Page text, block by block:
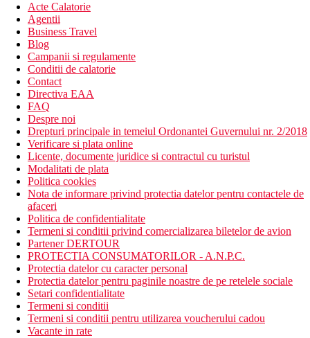
Acte Calatorie
Agentii
Business Travel
Blog
Campanii si regulamente
Conditii de calatorie
Contact
Directiva EAA
FAQ
Despre noi
Drepturi principale in temeiul Ordonantei Guvernului nr. 2/2018
Verificare si plata online
Licente, documente juridice si contractul cu turistul
Modalitati de plata
Politica cookies
Nota de informare privind protectia datelor pentru contactele de
afaceri
Politica de confidentialitate
Termeni si conditii privind comercializarea biletelor de avion
Partener DERTOUR
PROTECTIA CONSUMATORILOR - A.N.P.C.
Protectia datelor cu caracter personal
Protectia datelor pentru paginile noastre de pe retelele sociale
Setari confidentialitate
Termeni si conditii
Termeni si conditii pentru utilizarea voucherului cadou
Vacante in rate